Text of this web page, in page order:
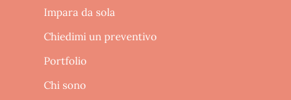
Impara da sola
Chiedimi un preventivo
Portfolio
Chi sono